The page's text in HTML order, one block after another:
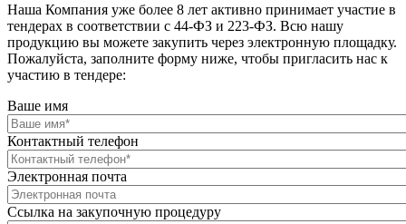
Наша Компания уже более 8 лет активно принимает участие в
тендерах в соответствии с 44-ФЗ и 223-ФЗ. Всю нашу
продукцию вы можете закупить через электронную площадку.
Пожалуйста, заполните форму ниже, чтобы пригласить нас к
участию в тендере:
Ваше имя
Контактный телефон
Электронная почта
Ссылка на закупочную процедуру